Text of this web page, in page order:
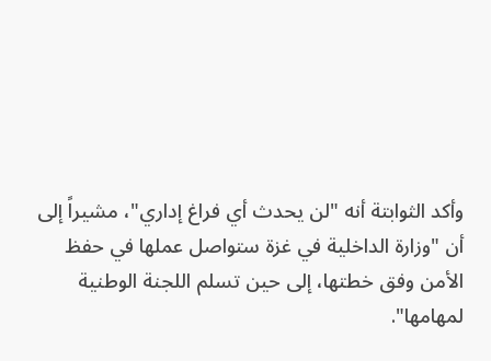
وأكد الثوابتة أنه "لن يحدث أي فراغ إداري"، مشيراً إلى
أن "وزارة الداخلية في غزة ستواصل عملها في حفظ
الأمن وفق خطتها، إلى حين تسلم اللجنة الوطنية
لمهامها".